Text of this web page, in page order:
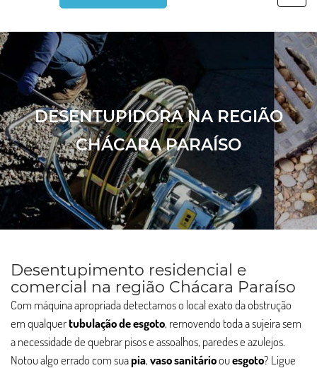
DESENTUPIDORA NA REGIÃO
CHÁCARA PARAÍSO
Desentupimento residencial e
comercial na região Chácara Paraíso
Com máquina apropriada detectamos o local exato da obstrução
em qualquertubulação de esgoto, removendo toda a sujeira sem
a necessidade de quebrar pisos e assoalhos, paredes e azulejos.
Notou algo errado com suapia,vaso sanitárioouesgoto? Ligue